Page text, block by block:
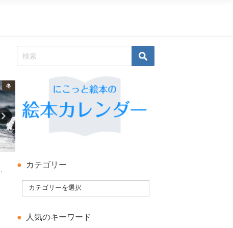
冬 科学絵本・知識の絵本
カテゴリー
人気のキーワード